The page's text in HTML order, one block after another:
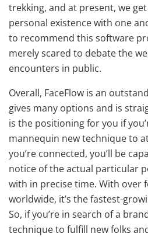
trekking, and at present, we
personal existence with one
to recommend this software
merely scared to debate the
encounters in public.
Overall, FaceFlow is an
gives many options and is
is the positioning for you if
mannequin new technique to
you’re connected, you’ll be
notice of the actual particular
with in precise time. With over
worldwide, it’s the fastest-
So, if you’re in search of a
technique to fulfill new folks